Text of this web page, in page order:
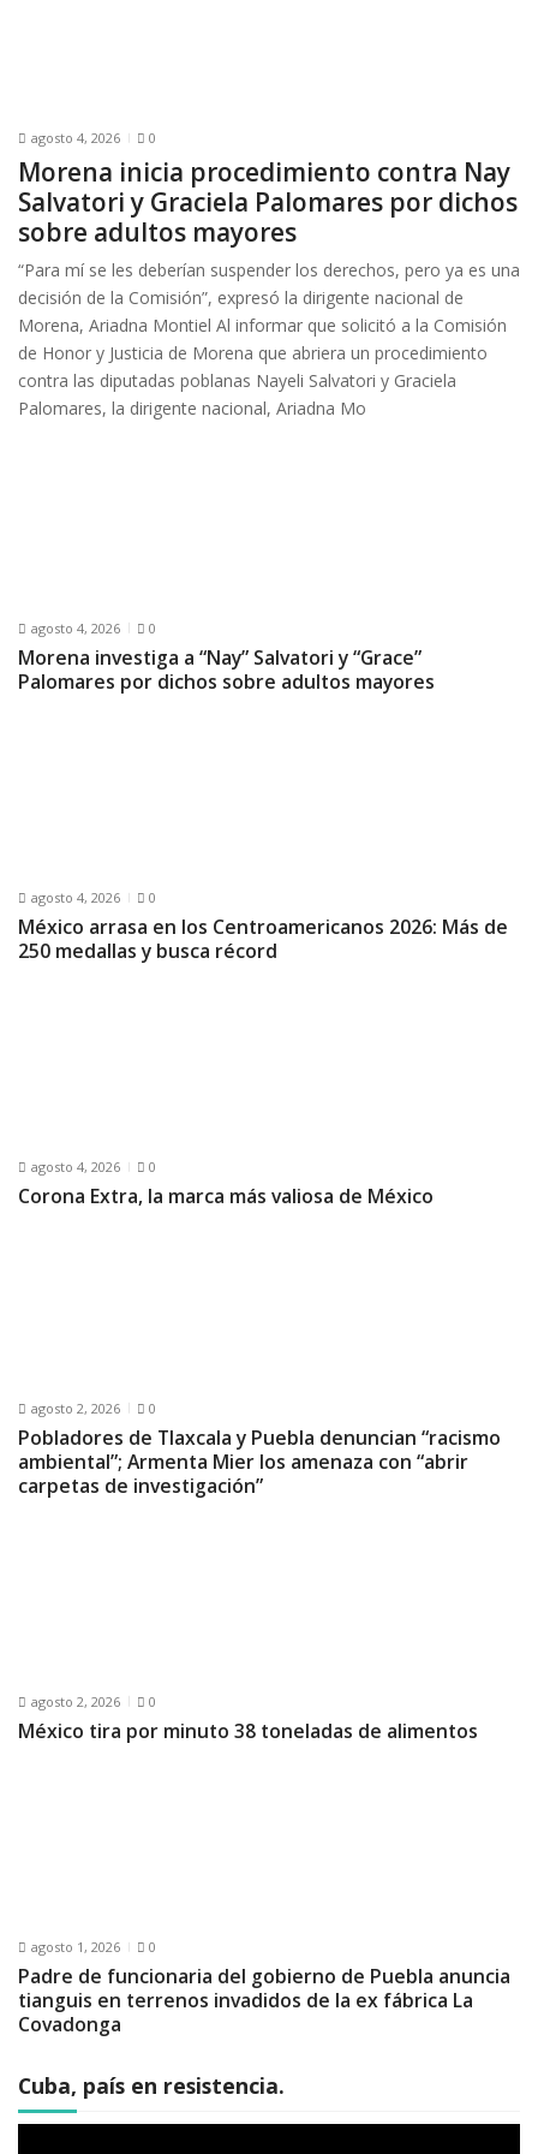
agosto 4, 2026 0
Morena inicia procedimiento contra Nay
Salvatori y Graciela Palomares por dichos
sobre adultos mayores
“Para mí se les deberían suspender los derechos, pero ya es una
decisión de la Comisión”, expresó la dirigente nacional de
Morena, Ariadna Montiel Al informar que solicitó a la Comisión
de Honor y Justicia de Morena que abriera un procedimiento
contra las diputadas poblanas Nayeli Salvatori y Graciela
Palomares, la dirigente nacional, Ariadna Mo
agosto 4, 2026 0
Morena investiga a “Nay” Salvatori y “Grace”
Palomares por dichos sobre adultos mayores
agosto 4, 2026 0
México arrasa en los Centroamericanos 2026: Más de
250 medallas y busca récord
agosto 4, 2026 0
Corona Extra, la marca más valiosa de México
agosto 2, 2026 0
Pobladores de Tlaxcala y Puebla denuncian “racismo
ambiental”; Armenta Mier los amenaza con “abrir
carpetas de investigación”
agosto 2, 2026 0
México tira por minuto 38 toneladas de alimentos
agosto 1, 2026 0
Padre de funcionaria del gobierno de Puebla anuncia
tianguis en terrenos invadidos de la ex fábrica La
Covadonga
Cuba, país en resistencia.